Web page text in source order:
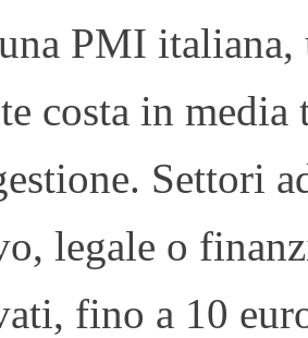
PMI italiana,
costa in media
Settori
legale o
fino a 10